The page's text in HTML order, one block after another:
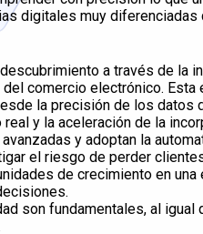
digitales muy
a través de la
comercio electrónico. Esta
la precisión de los
y la aceleración de la
y adoptan la
el riesgo de perder
de crecimiento en
son fundamentales, al